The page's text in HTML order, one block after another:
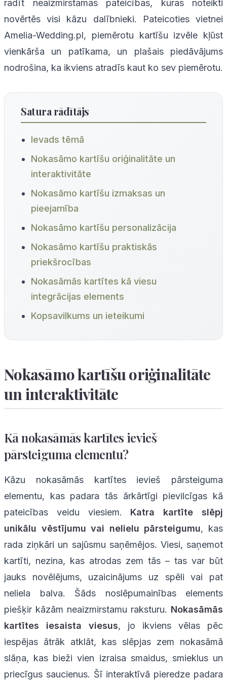
radīt neaizmirstamas pateicības, kuras noteikti
novērtēs visi kāzu dalībnieki. Pateicoties vietnei
Amelia-Wedding.pl, piemērotu kartīšu izvēle kļūst
vienkārša un patīkama, un plašais piedāvājums
nodrošina, ka ikviens atradīs kaut ko sev piemērotu.
Satura rādītājs
Ievads tēmā
Nokasāmo kartīšu oriģinalitāte un
interaktivitāte
Nokasāmo kartīšu izmaksas un
pieejamība
Nokasāmo kartīšu personalizācija
Nokasāmo kartīšu praktiskās
priekšrocības
Nokasāmās kartītes kā viesu
integrācijas elements
Kopsavilkums un ieteikumi
Nokasāmo kartīšu oriģinalitāte
un interaktivitāte
Kā nokasāmās kartītes ievieš
pārsteiguma elementu?
Kāzu nokasāmās kartītes ievieš pārsteiguma
elementu, kas padara tās ārkārtīgi pievilcīgas kā
pateicības veidu viesiem. Katra kartīte slēpj
unikālu vēstījumu vai nelielu pārsteigumu, kas
rada ziņkāri un sajūsmu saņēmējos. Viesi, saņemot
kartīti, nezina, kas atrodas zem tās – tas var būt
jauks novēlējums, uzaicinājums uz spēli vai pat
neliela balva. Šāds noslēpumainības elements
piešķir kāzām neaizmirstamu raksturu. Nokasāmās
kartītes iesaista viesus, jo ikviens vēlas pēc
iespējas ātrāk atklāt, kas slēpjas zem nokasāmā
slāņa, kas bieži vien izraisa smaidus, smieklus un
priecīgus saucienus. Šī interaktīvā pieredze padara